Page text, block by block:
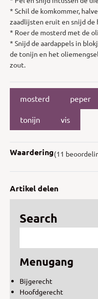
* Schil de komkommer,
zaadlijsten eruit en snijd de
* Roer de mosterd met de
* Snijd de aardappels in
de tonijn en het
zout.
mosterd peper
tonijn vis
Waardering(11
Artikel delen
Search
Menugang
Bijgerecht
Hoofdgerecht